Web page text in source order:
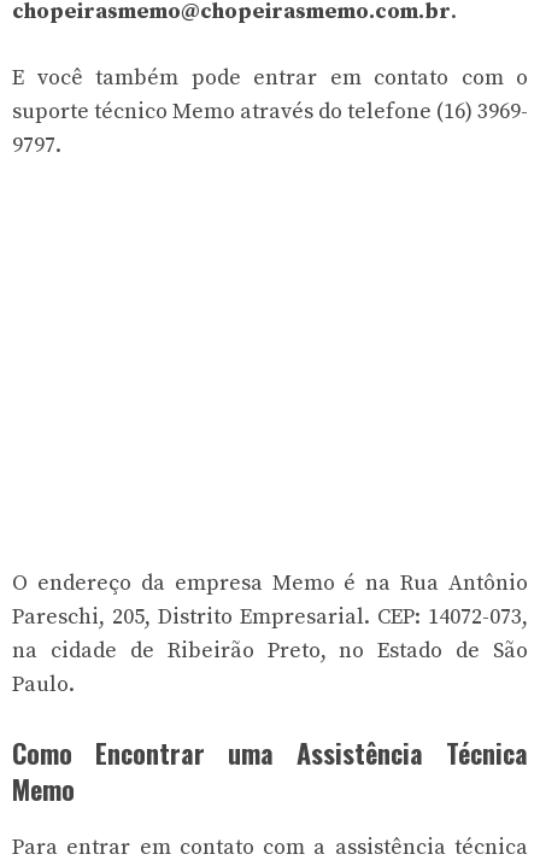
chopeirasmemo@chopeirasmemo.com.br.
E você também pode entrar em contato com o
suporte técnico Memo através do telefone (16) 3969-
9797.
O endereço da empresa Memo é na Rua Antônio
Pareschi, 205, Distrito Empresarial. CEP: 14072-073,
na cidade de Ribeirão Preto, no Estado de São
Paulo.
Como Encontrar uma Assistência Técnica
Memo
Para entrar em contato com a assistência técnica